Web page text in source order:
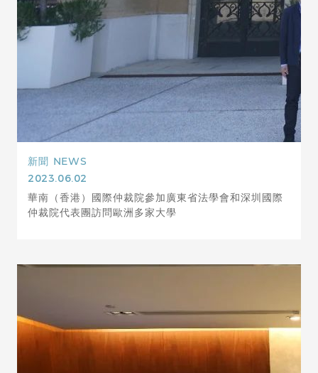
新聞 NEWS
2023.06.02
華南（香港）國際仲裁院參加廣東省法學會和深圳國際
仲裁院代表團訪問歐洲多家大學